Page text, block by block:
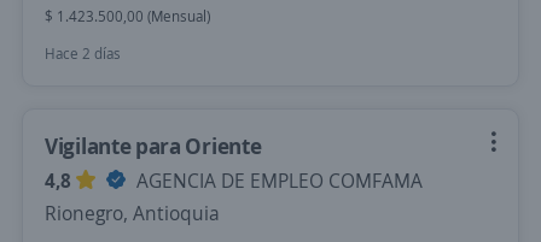
$ 1.423.500,00 (Mensual)
Hace 2 días
Vigilante para Oriente
4,8
AGENCIA DE EMPLEO COMFAMA
Rionegro, Antioquia